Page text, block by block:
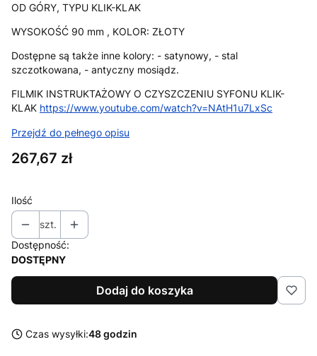
OD GÓRY, TYPU KLIK-KLAK
WYSOKOŚĆ 90 mm , KOLOR: ZŁOTY
Dostępne są także inne kolory: - satynowy, - stal
szczotkowana, - antyczny mosiądz.
FILMIK INSTRUKTAŻOWY O CZYSZCZENIU SYFONU KLIK-
KLAK https://www.youtube.com/watch?v=NAtH1u7LxSc
Przejdź do pełnego opisu
Cena
267,67 zł
Ilość
szt.
Dostępność:
DOSTĘPNY
Dodaj do koszyka
Czas wysyłki:48 godzin